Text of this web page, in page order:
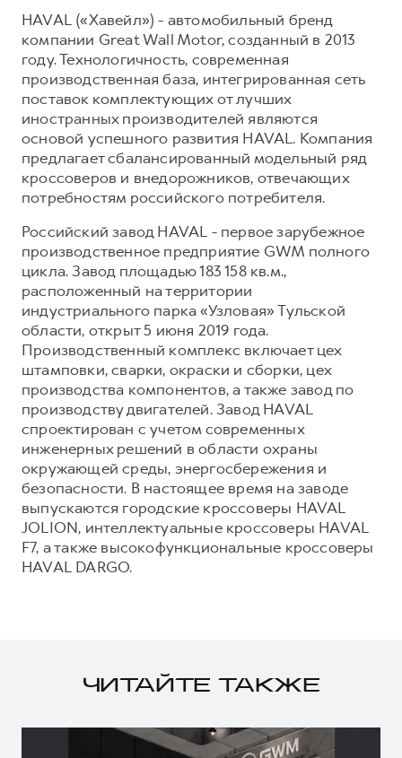
HAVAL («Хавейл») - автомобильный бренд
компании Great Wall Motor, созданный в 2013
году. Технологичность, современная
производственная база, интегрированная сеть
поставок комплектующих от лучших
иностранных производителей являются
основой успешного развития HAVAL. Компания
предлагает сбалансированный модельный ряд
кроссоверов и внедорожников, отвечающих
потребностям российского потребителя.
Российский завод HAVAL - первое зарубежное
производственное предприятие GWM полного
цикла. Завод площадью 183 158 кв.м.,
расположенный на территории
индустриального парка «Узловая» Тульской
области, открыт 5 июня 2019 года.
Производственный комплекс включает цех
штамповки, сварки, окраски и сборки, цех
производства компонентов, а также завод по
производству двигателей. Завод HAVAL
спроектирован с учетом современных
инженерных решений в области охраны
окружающей среды, энергосбережения и
безопасности. В настоящее время на заводе
выпускаются городские кроссоверы HAVAL
JOLION, интеллектуальные кроссоверы HAVAL
F7, а также высокофункциональные кроссоверы
HAVAL DARGO.
ЧИТАЙТЕ ТАКЖЕ